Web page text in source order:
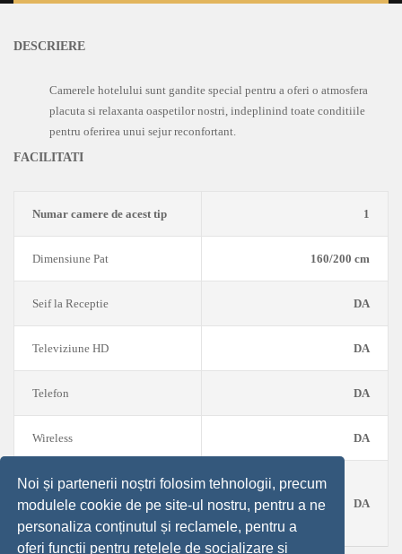
Noi și partenerii noștri folosim tehnologii, precum
modulele cookie de pe site-ul nostru, pentru a ne
personaliza conținutul și reclamele, pentru a
oferi funcții pentru rețelele de socializare și
DESCRIERE
Camerele hotelului sunt gandite special pentru a oferi o atmosfera
placuta si relaxanta oaspetilor nostri, indeplinind toate conditiile
pentru oferirea unui sejur reconfortant.
FACILITATI
Numar camere de acest tip 1
Dimensiune Pat 160/200 cm
Seif la Receptie DA
Televiziune HD DA
Telefon DA
Wireless DA
Mic dejun bogat in stil bufet s
uedez - 30ron/pers (*neinclus i
n pret)
DA